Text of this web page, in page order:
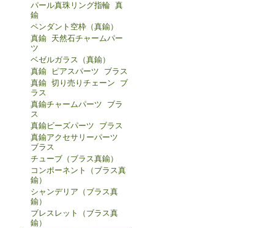
パール真珠リング指輪 真
鍮
ペンダント空枠（真鍮）
真鍮 天然石チャームパー
ツ
ベゼルガラス（真鍮）
真鍮 ピアスパーツ ブラス
真鍮 切り売りチェーン ブ
ラス
真鍮チャームパーツ ブラ
ス
真鍮ビーズパーツ ブラス
真鍮アクセサリーパーツ
ブラス
チューブ（ブラス真鍮）
コンポーネント（ブラス真
鍮）
シャンデリア（ブラス真
鍮）
ブレスレット（ブラス真
鍮）